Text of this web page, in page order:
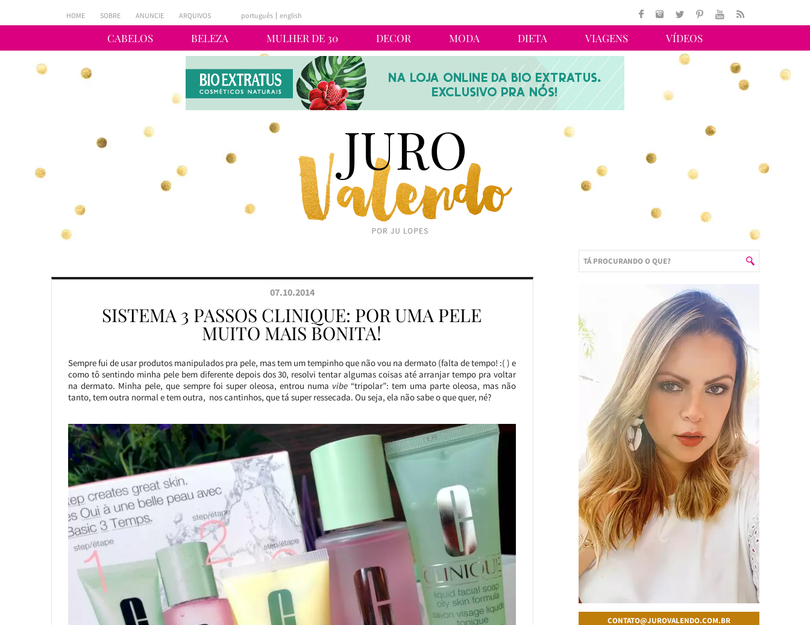
CABELOS BELEZA MULHER DE 30 DECOR MODA DIETA VIAGENS VÍDEOS
HOME SOBRE ANUNCIE ARQUIVOS português english
07.10.2014
SISTEMA 3 PASSOS CLINIQUE: POR UMA PELE
MUITO MAIS BONITA!
Sempre fui de usar produtos manipulados pra pele, mas tem um tempinho que não vou na dermato (falta de tempo! :( ) e
como tô sentindo minha pele bem diferente depois dos 30, resolvi tentar algumas coisas até arranjar tempo pra voltar
na dermato. Minha pele, que sempre foi super oleosa, entrou numa vibe “tripolar”: tem uma parte oleosa, mas não
tanto, tem outra normal e tem outra, nos cantinhos, que tá super ressecada. Ou seja, ela não sabe o que quer, né?
CONTATO@JUROVALENDO.COM.BR